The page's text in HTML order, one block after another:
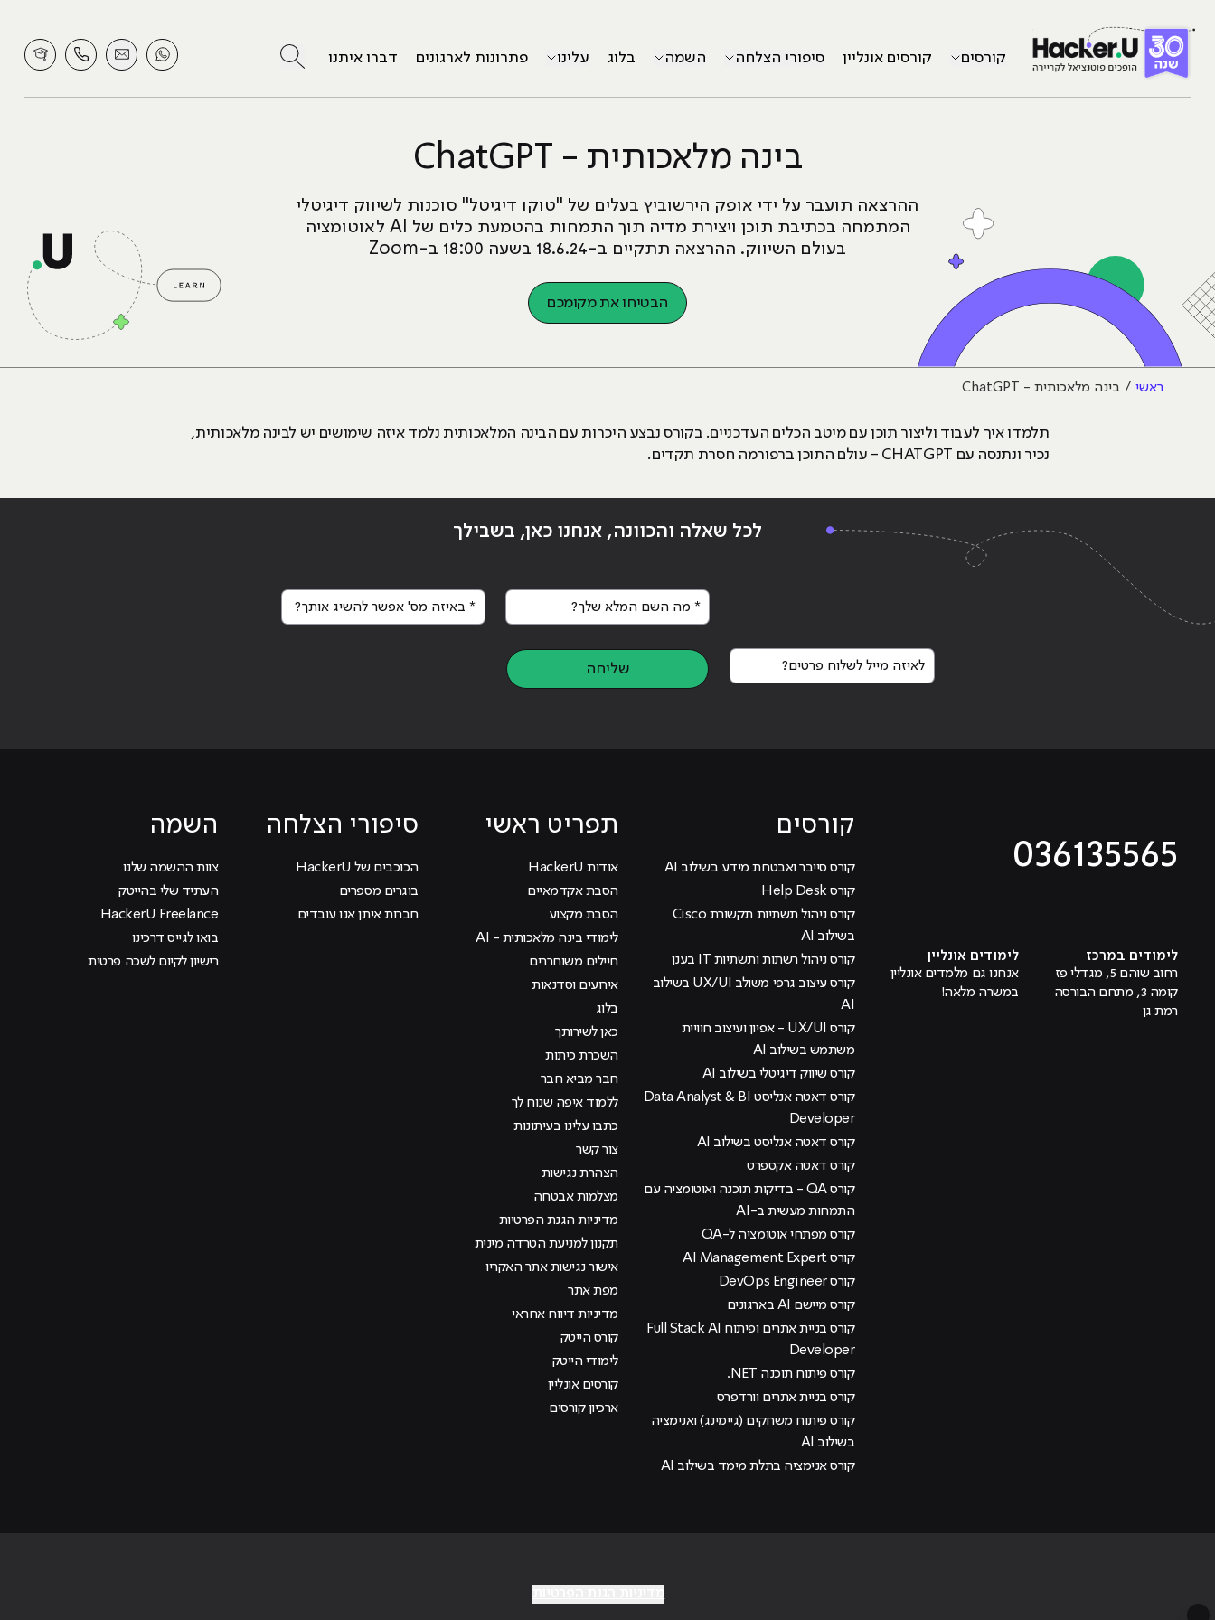
קורסים קורסים אונליין סיפורי הצלחה השמה בלוג עלינו פתרונות לארגונים דברו איתנו לחץ לחיפוש
בינה מלאכותית - ChatGPT
ההרצאה תועבר על ידי אופק הירשוביץ בעלים של "טוקו דיגיטל" סוכנות לשיווק דיגיטלי
המתמחה בכתיבת תוכן ויצירת מדיה תוך התמחות בהטמעת כלים של AI לאוטומציה
בעולם השיווק. ההרצאה תתקיים ב-18.6.24 בשעה 18:00 ב-Zoom
הבטיחו את מקומכם
ראשי בינה מלאכותית - ChatGPT
תלמדו איך לעבוד וליצור תוכן עם מיטב הכלים העדכניים. בקורס נבצע היכרות עם הבינה המלאכותית נלמד איזה שימושים יש לבינה מלאכותית,
נכיר ונתנסה עם CHATGPT - עולם התוכן ברפורמה חסרת תקדים.
לכל שאלה והכוונה, אנחנו כאן, בשבילך
* מה השם המלא שלך? * באיזה מס' אפשר להשיג אותך?
לאיזה מייל לשלוח פרטים?
שליחה
036135565
לימודים במרכז
רחוב שוהם 5, מגדלי פז
קומה 3, מתחם הבורסה
רמת גן
לימודים אונליין
אנחנו גם מלמדים אונליין
במשרה מלאה!
קורסים
קורס סייבר ואבטחת מידע בשילוב AI
קורס Help Desk
קורס ניהול תשתיות תקשורת Cisco
בשילוב AI
קורס ניהול רשתות ותשתיות IT בענן
קורס עיצוב גרפי משולב UX/UI בשילוב
AI
קורס UX/UI - אפיון ועיצוב חוויית
משתמש בשילוב AI
קורס שיווק דיגיטלי בשילוב AI
קורס דאטה אנליסט Data Analyst & BI
Developer
קורס דאטה אנליסט בשילוב AI
קורס דאטה אקספרט
קורס QA - בדיקות תוכנה ואוטומציה עם
התמחות מעשית ב-AI
קורס מפתחי אוטומציה ל-QA
קורס AI Management Expert
קורס DevOps Engineer
קורס מיישם AI בארגונים
קורס בניית אתרים ופיתוח Full Stack AI
Developer
קורס פיתוח תוכנה NET.
קורס בניית אתרים וורדפרס
קורס פיתוח משחקים (גיימינג) ואנימציה
בשילוב AI
קורס אנימציה בתלת מימד בשילוב AI
תפריט ראשי
אודות HackerU
הסבת אקדמאיים
הסבת מקצוע
לימודי בינה מלאכותית - AI
חיילים משוחררים
אירועים וסדנאות
בלוג
כאן לשירותך
השכרת כיתות
חבר מביא חבר
ללמוד איפה שנוח לך
כתבו עלינו בעיתונות
צור קשר
הצהרת נגישות
מצלמות אבטחה
מדיניות הגנת הפרטיות
תקנון למניעת הטרדה מינית
אישור נגישות אתר האקריו
מפת אתר
מדיניות דיווח אחראי
קורס הייטק
לימודי הייטק
קורסים אונליין
ארכיון קורסים
סיפורי הצלחה
הכוכבים של HackerU
בוגרים מספרים
חברות איתן אנו עובדים
השמה
צוות ההשמה שלנו
העתיד שלי בהייטק
HackerU Freelance
בואו לגייס דרכינו
רישיון לקיום לשכה פרטית